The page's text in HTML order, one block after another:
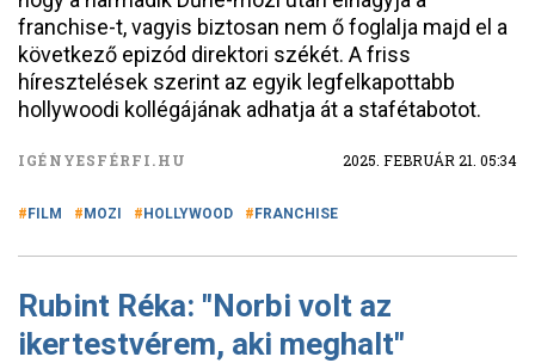
franchise-t, vagyis biztosan nem ő foglalja majd el a
következő epizód direktori székét. A friss
híresztelések szerint az egyik legfelkapottabb
hollywoodi kollégájának adhatja át a stafétabotot.
IGÉNYESFÉRFI.HU 2025. FEBRUÁR 21. 05:34
FILM MOZI HOLLYWOOD FRANCHISE
Rubint Réka: "Norbi volt az
ikertestvérem, aki meghalt"